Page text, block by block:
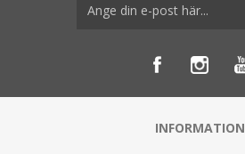
INFORMATION